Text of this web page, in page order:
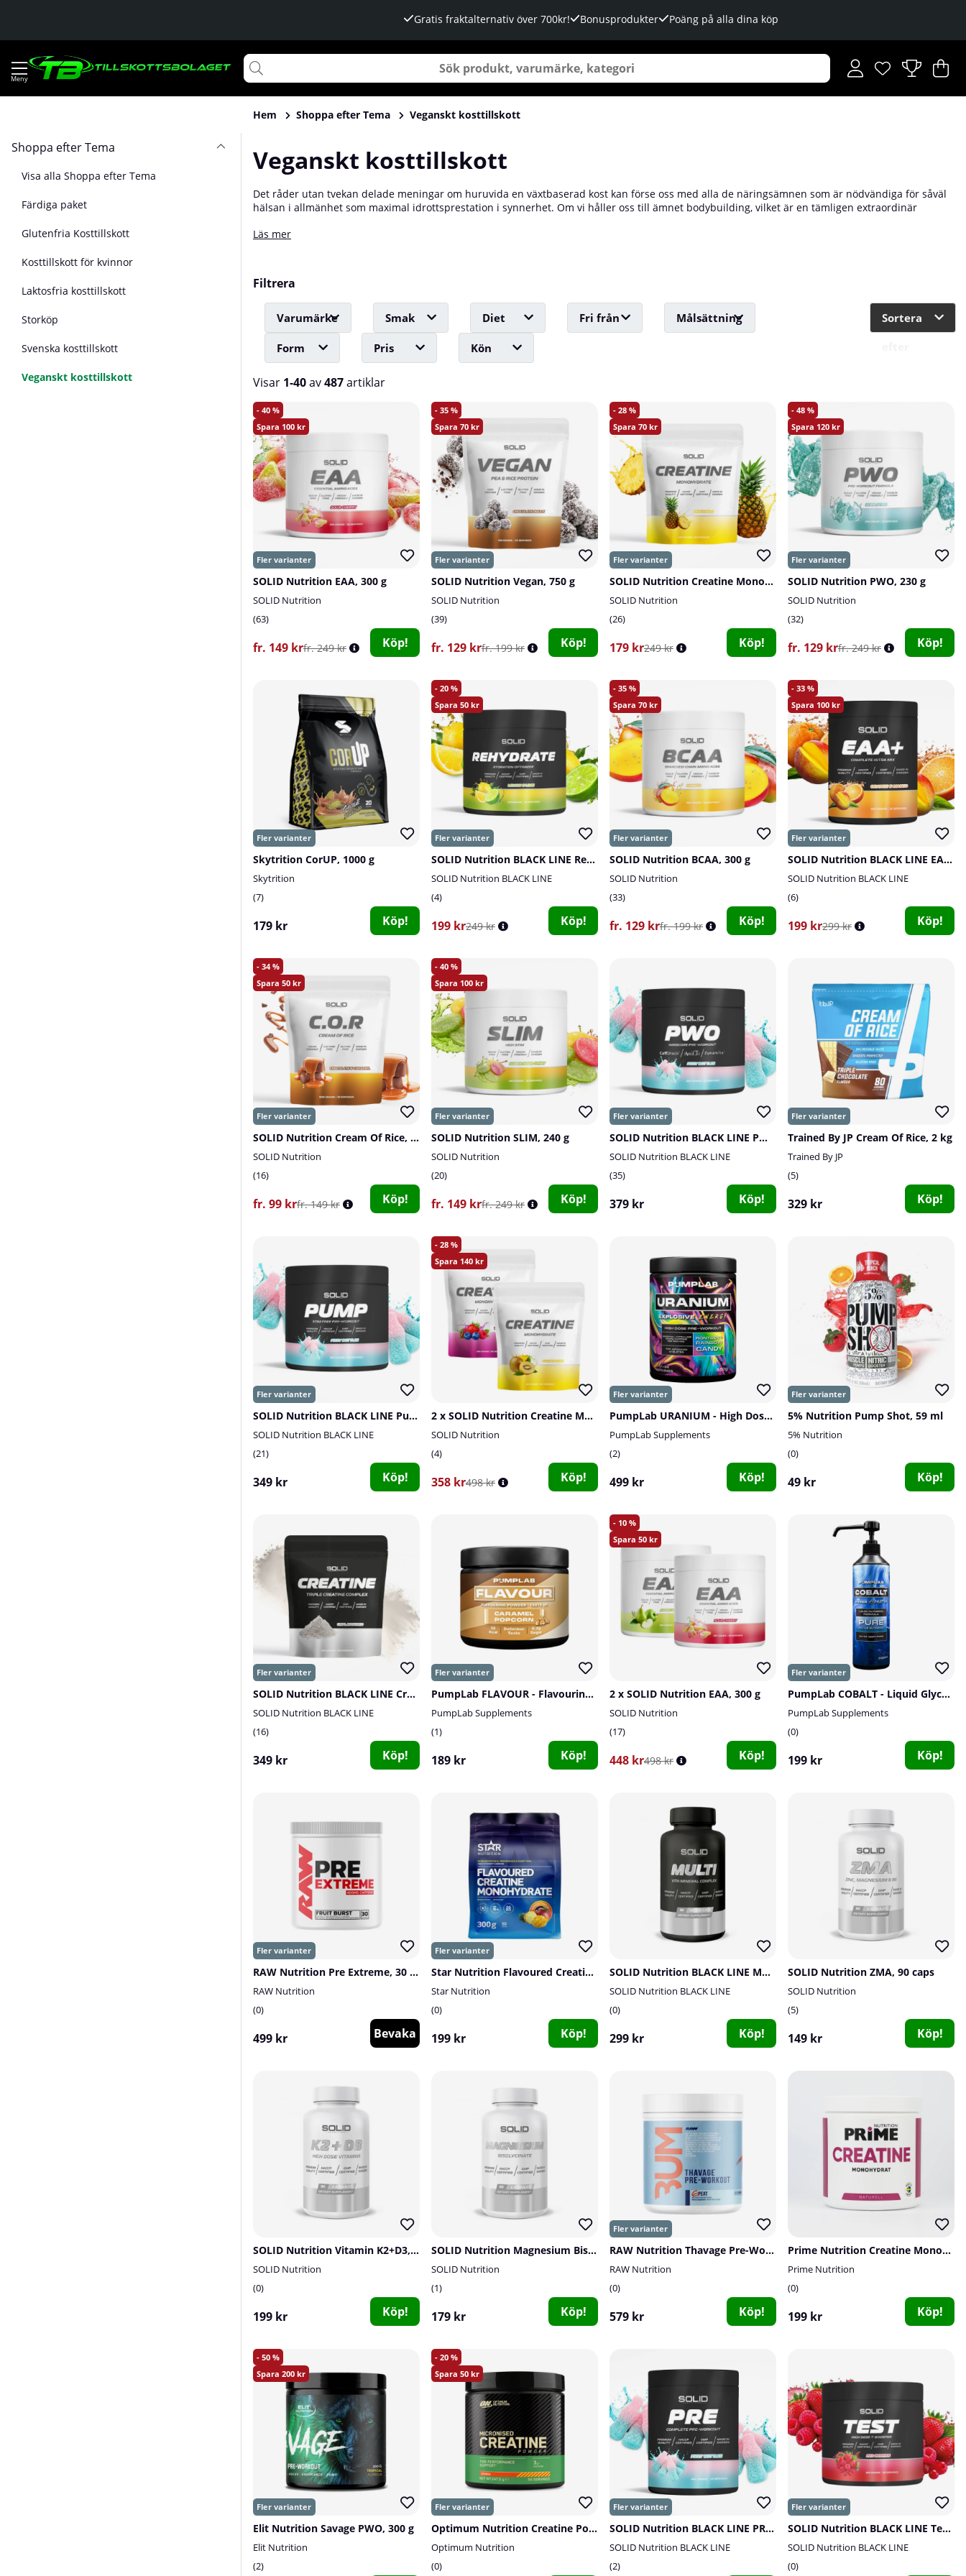
Gratis fraktalternativ över 700kr! Bonusprodukter Poäng på alla dina köp
Önskelista
Antal i
.
.
Hem Shoppa efter Tema Veganskt kosttillskott
Shoppa efter Tema
Visa alla Shoppa efter Tema
Färdiga paket
Glutenfria Kosttillskott
Kosttillskott för kvinnor
Laktosfria kosttillskott
Storköp
Svenska kosttillskott
Veganskt kosttillskott
Veganskt kosttillskott
Det råder utan tvekan delade meningar om huruvida en växtbaserad kost kan förse oss med alla de näringsämnen som är nödvändiga för såväl
hälsan i allmänhet som maximal idrottsprestation i synnerhet. Om vi håller oss till ämnet bodybuilding, vilket är en tämligen extraordinär
räcker hela vägen. Det påstås ofta att veganer omöjligt kan uppnå en imponerande fysik, eller ens må bra i längden, då deras diet exkluderar i
Läs mer
Filtrera
Varumärke Smak Diet Fri från Målsättning
Form Pris Kön
Sortera
Visar 1-40av487artiklar
Produkter
40
100
SOLID Nutrition EAA, 300 g
SOLID Nutrition
63
fr. 149 krfr. 249 kr Köp!
35
70
SOLID Nutrition Vegan, 750 g
SOLID Nutrition
39
fr. 129 krfr. 199 kr Köp!
28
70
SOLID Nutrition Creatine Monohydrate, 400 g
SOLID Nutrition
26
179 kr249 kr Köp!
48
120
SOLID Nutrition PWO, 230 g
SOLID Nutrition
32
fr. 129 krfr. 249 kr Köp!
Skytrition CorUP, 1000 g
Skytrition
7
179 kr Köp!
20
50
SOLID Nutrition BLACK LINE Rehydrate, 270 g
SOLID Nutrition BLACK LINE
4
199 kr249 kr Köp!
35
70
SOLID Nutrition BCAA, 300 g
SOLID Nutrition
33
fr. 129 krfr. 199 kr Köp!
33
100
SOLID Nutrition BLACK LINE EAA+, 440 g
SOLID Nutrition BLACK LINE
6
199 kr299 kr Köp!
34
50
SOLID Nutrition Cream Of Rice, 1 kg
SOLID Nutrition
16
fr. 99 krfr. 149 kr Köp!
40
100
SOLID Nutrition SLIM, 240 g
SOLID Nutrition
20
fr. 149 krfr. 249 kr Köp!
SOLID Nutrition BLACK LINE PWO, 400 g
SOLID Nutrition BLACK LINE
35
379 kr Köp!
Trained By JP Cream Of Rice, 2 kg
Trained By JP
5
329 kr Köp!
SOLID Nutrition BLACK LINE Pump, 360 g
SOLID Nutrition BLACK LINE
21
349 kr Köp!
28
140
2 x SOLID Nutrition Creatine Monohydrate, 400 g
SOLID Nutrition
4
358 kr498 kr Köp!
PumpLab URANIUM - High Dose PWO, 550 g
PumpLab Supplements
2
499 kr Köp!
5% Nutrition Pump Shot, 59 ml
5% Nutrition
0
49 kr Köp!
SOLID Nutrition BLACK LINE Creatine, 400 g
SOLID Nutrition BLACK LINE
16
349 kr Köp!
PumpLab FLAVOUR - Flavouring Powder, 60 serv.
PumpLab Supplements
1
189 kr Köp!
10
50
2 x SOLID Nutrition EAA, 300 g
SOLID Nutrition
17
448 kr498 kr Köp!
PumpLab COBALT - Liquid Glycerol, 500 ml
PumpLab Supplements
0
199 kr Köp!
RAW Nutrition Pre Extreme, 30 serv.
RAW Nutrition
0
499 kr Bevaka
Star Nutrition Flavoured Creatine Monohydrate, 300 g
Star Nutrition
0
199 kr Köp!
SOLID Nutrition BLACK LINE Multi, 90 mega caps
SOLID Nutrition BLACK LINE
0
299 kr Köp!
SOLID Nutrition ZMA, 90 caps
SOLID Nutrition
5
149 kr Köp!
SOLID Nutrition Vitamin K2+D3, 90 caps
SOLID Nutrition
0
199 kr Köp!
SOLID Nutrition Magnesium Bisglycinate, 90 caps
SOLID Nutrition
1
179 kr Köp!
RAW Nutrition Thavage Pre-Workout, 40 serv.
RAW Nutrition
0
579 kr Köp!
Prime Nutrition Creatine Monohydrate, 300 g
Prime Nutrition
0
199 kr Köp!
50
200
Elit Nutrition Savage PWO, 300 g
Elit Nutrition
2
20
50
Optimum Nutrition Creatine Powder, 247,5 g
Optimum Nutrition
0
SOLID Nutrition BLACK LINE PRE, 440 g
SOLID Nutrition BLACK LINE
2
SOLID Nutrition BLACK LINE Test, 360 g
SOLID Nutrition BLACK LINE
0